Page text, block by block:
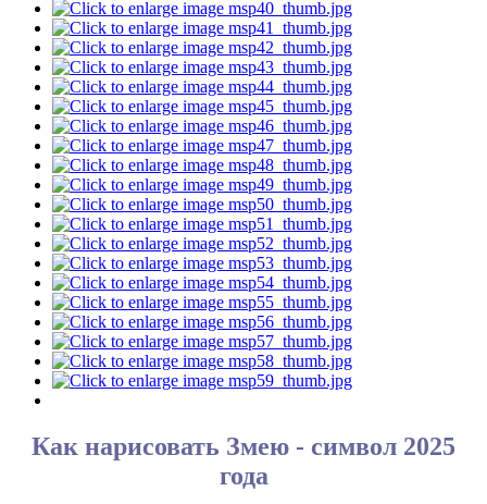
Как нарисовать Змею - символ 2025
года